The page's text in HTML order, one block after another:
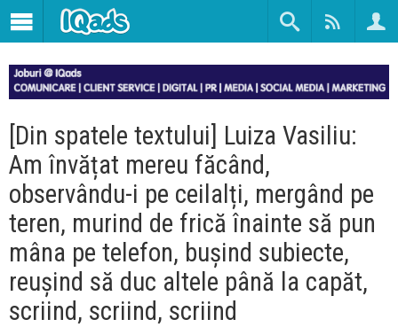
[Din spatele textului] Luiza Vasiliu:
Am învățat mereu făcând,
observându-i pe ceilalți, mergând pe
teren, murind de frică înainte să pun
mâna pe telefon, bușind subiecte,
reușind să duc altele până la capăt,
scriind, scriind, scriind